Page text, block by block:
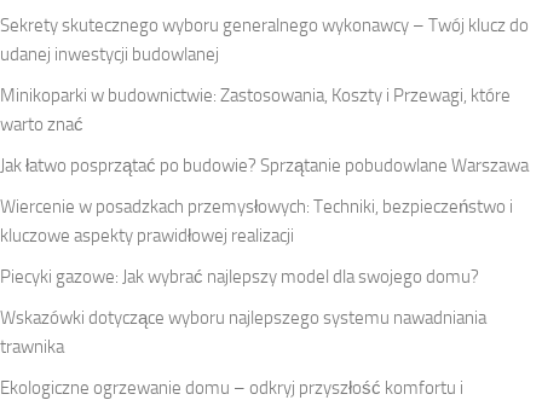
Sekrety skutecznego wyboru generalnego wykonawcy – Twój klucz do
udanej inwestycji budowlanej
Minikoparki w budownictwie: Zastosowania, Koszty i Przewagi, które
warto znać
Jak łatwo posprzątać po budowie? Sprzątanie pobudowlane Warszawa
Wiercenie w posadzkach przemysłowych: Techniki, bezpieczeństwo i
kluczowe aspekty prawidłowej realizacji
Piecyki gazowe: Jak wybrać najlepszy model dla swojego domu?
Wskazówki dotyczące wyboru najlepszego systemu nawadniania
trawnika
Ekologiczne ogrzewanie domu – odkryj przyszłość komfortu i